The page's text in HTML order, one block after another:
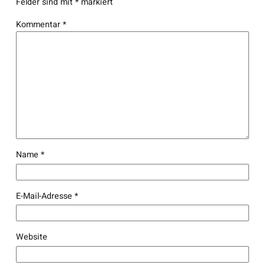
Kommentar*
Name *
E-Mail-Adresse *
Website